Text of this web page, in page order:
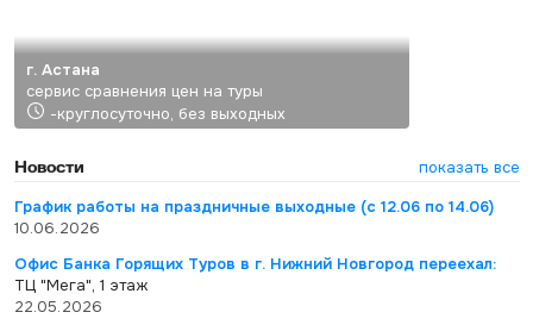
г. Астана
сервис сравнения цен на туры
-круглосуточно, без выходных
Новости
показать все
График работы на праздничные выходные (с 12.06 по 14.06)
10.06.2026
Офис Банка Горящих Туров в г. Нижний Новгород переехал:
ТЦ "Мега", 1 этаж
22.05.2026